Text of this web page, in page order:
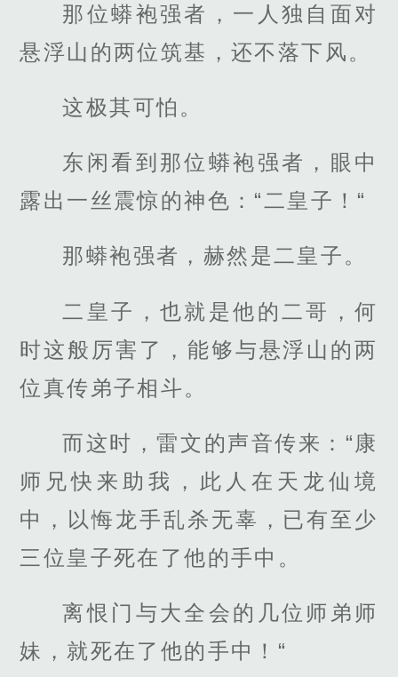
那位蟒袍强者，一人独自面对
悬浮山的两位筑基，还不落下风。
这极其可怕。
东闲看到那位蟒袍强者，眼中
露出一丝震惊的神色：“二皇子！“
那蟒袍强者，赫然是二皇子。
二皇子，也就是他的二哥，何
时这般厉害了，能够与悬浮山的两
位真传弟子相斗。
而这时，雷文的声音传来：“康
师兄快来助我，此人在天龙仙境
中，以悔龙手乱杀无辜，已有至少
三位皇子死在了他的手中。
离恨门与大全会的几位师弟师
妹，就死在了他的手中！“